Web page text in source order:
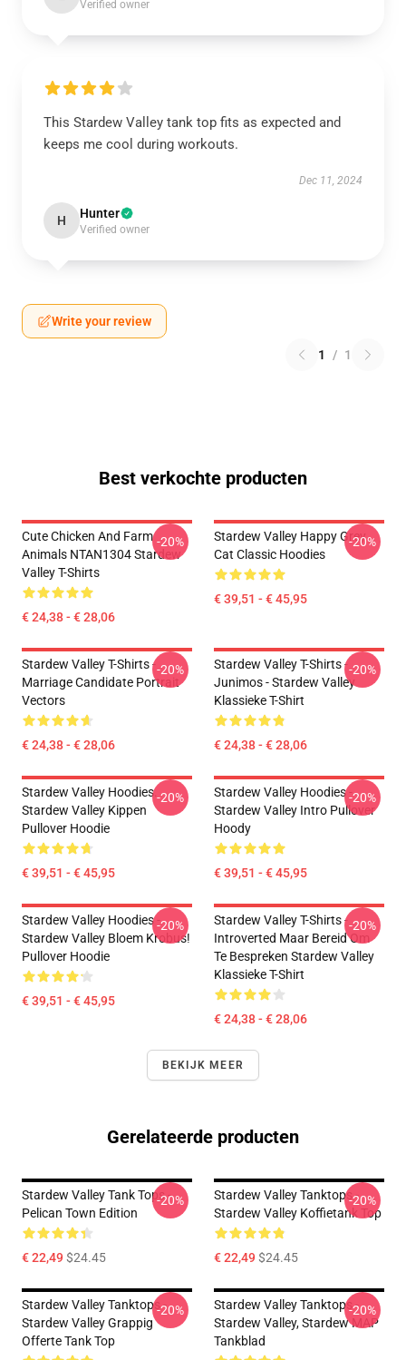
Verified owner
This Stardew Valley tank top fits as expected and
keeps me cool during workouts.
Dec 11, 2024
H Hunter
Verified owner
Write your review
1 / 1
Best verkochte producten
Cute Chicken And Farm
Animals NTAN1304 Stardew
Valley T-Shirts
€ 24,38 - € 28,06
-20%
Stardew Valley Happy Grey
Cat Classic Hoodies
€ 39,51 - € 45,95
-20%
Stardew Valley T-Shirts -
Marriage Candidate Portrait
Vectors
€ 24,38 - € 28,06
-20%
Stardew Valley T-Shirts -
Junimos - Stardew Valley
Klassieke T-Shirt
€ 24,38 - € 28,06
-20%
Stardew Valley Hoodies.
Stardew Valley Kippen
Pullover Hoodie
€ 39,51 - € 45,95
-20%
Stardew Valley Hoodies -
Stardew Valley Intro Pullover
Hoody
€ 39,51 - € 45,95
-20%
Stardew Valley Hoodies -
Stardew Valley Bloem Krobus!
Pullover Hoodie
€ 39,51 - € 45,95
-20%
Stardew Valley T-Shirts -
Introverted Maar Bereid Om
Te Bespreken Stardew Valley
Klassieke T-Shirt
€ 24,38 - € 28,06
-20%
BEKIJK MEER
Gerelateerde producten
Stardew Valley Tank Tops -
Pelican Town Edition
€ 22,49$24.45
-20%
Stardew Valley Tanktops -
Stardew Valley Koffietank Top
€ 22,49$24.45
-20%
Stardew Valley Tanktops -
Stardew Valley Grappig
Offerte Tank Top
-20%
Stardew Valley Tanktops -
Stardew Valley, Stardew MAP
Tankblad
-20%